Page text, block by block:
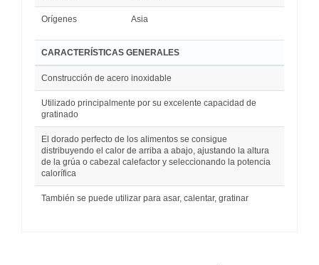
Orígenes Asia
CARACTERÍSTICAS GENERALES
Construcción de acero inoxidable
Utilizado principalmente por su excelente capacidad de
gratinado
El dorado perfecto de los alimentos se consigue
distribuyendo el calor de arriba a abajo, ajustando la altura
de la grúa o cabezal calefactor y seleccionando la potencia
calorífica
También se puede utilizar para asar, calentar, gratinar